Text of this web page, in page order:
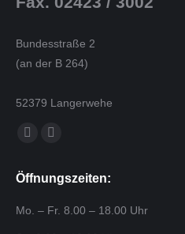
Bundesstraße 2
(an der B 264)
52379 Langerwehe
Finden Sie uns auf:
page
opens
opens
in
Öffnungszeiten:
Mo. – Fr. 8.00 – 18.00 Uhr